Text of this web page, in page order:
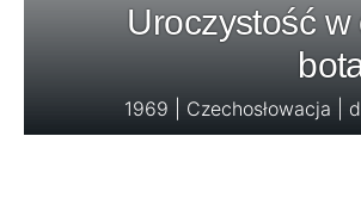
Uroczystość
1969 | Czechosłowacja |